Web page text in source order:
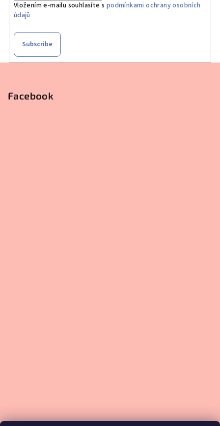
Vložením e-mailu souhlasíte s podmínkami ochrany osobních
údajů
Subscribe
Facebook